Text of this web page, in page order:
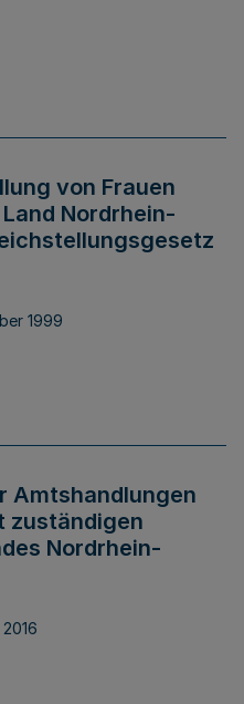
von Frauen
Nordrhein-
1999
Amtshandlungen
zuständigen
Nordrhein-